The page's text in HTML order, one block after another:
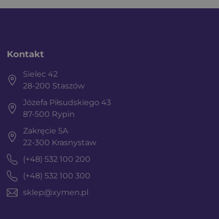
Kontakt
Sielec 42
28-200 Staszów
Józefa Piłsudskiego 43
87-500 Rypin
Zakręcie 5A
22-300 Krasnystaw
(+48) 532 100 200
(+48) 532 100 300
sklep@xymen.pl